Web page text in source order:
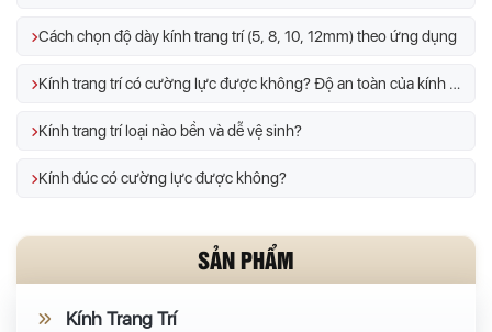
Cách chọn độ dày kính trang trí (5, 8, 10, 12mm) theo ứng dụng
Kính trang trí có cường lực được không? Độ an toàn của kính trang trí
Kính trang trí loại nào bền và dễ vệ sinh?
Kính đúc có cường lực được không?
SẢN PHẨM
Kính Trang Trí